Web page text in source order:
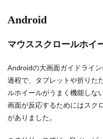
Android
マウススクロールホイ
Androidの大画面ガイドライ
過程で、タブレットや折りた
ルホイールがうまく機能しな
画面が反応するためにはスク
がありました。